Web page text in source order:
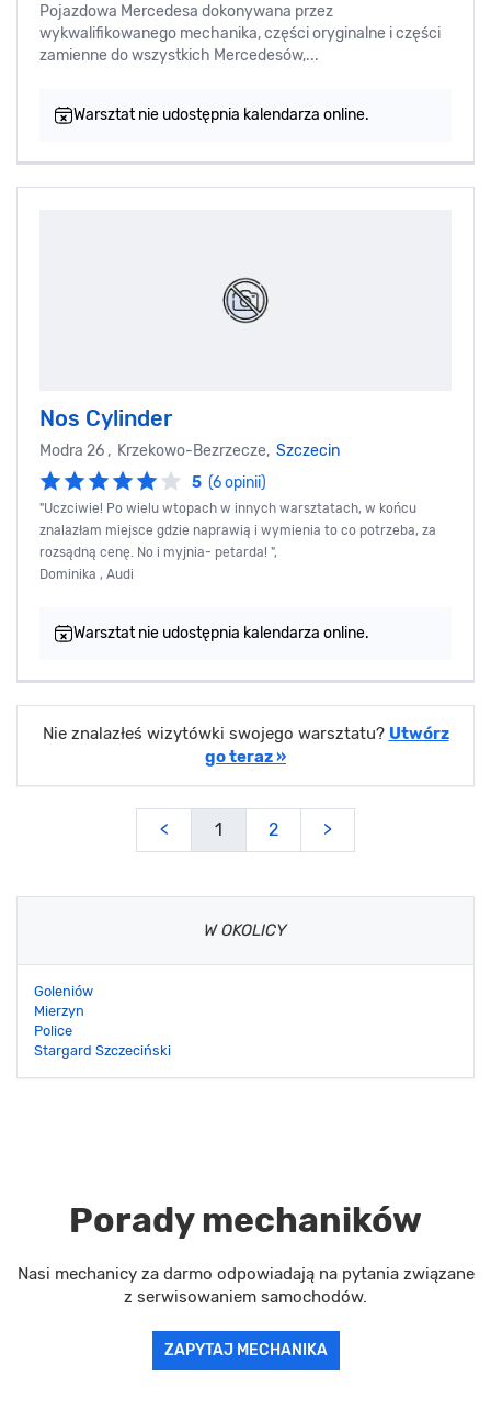
Pojazdowa Mercedesa dokonywana przez
wykwalifikowanego mechanika, części oryginalne i części
zamienne do wszystkich Mercedesów,...
Warsztat nie udostępnia kalendarza online.
Nos Cylinder
Modra 26 , Krzekowo-Bezrzecze, Szczecin
5 (6 opinii)
"Uczciwie! Po wielu wtopach w innych warsztatach, w końcu
znalazłam miejsce gdzie naprawią i wymienia to co potrzeba, za
rozsądną cenę. No i myjnia- petarda! ",
Dominika , Audi
Warsztat nie udostępnia kalendarza online.
Nie znalazłeś wizytówki swojego warsztatu? Utwórz
go teraz »
< 1 2 >
W OKOLICY
Goleniów
Mierzyn
Police
Stargard Szczeciński
Porady mechaników
Nasi mechanicy za darmo odpowiadają na pytania związane
z serwisowaniem samochodów.
ZAPYTAJ MECHANIKA